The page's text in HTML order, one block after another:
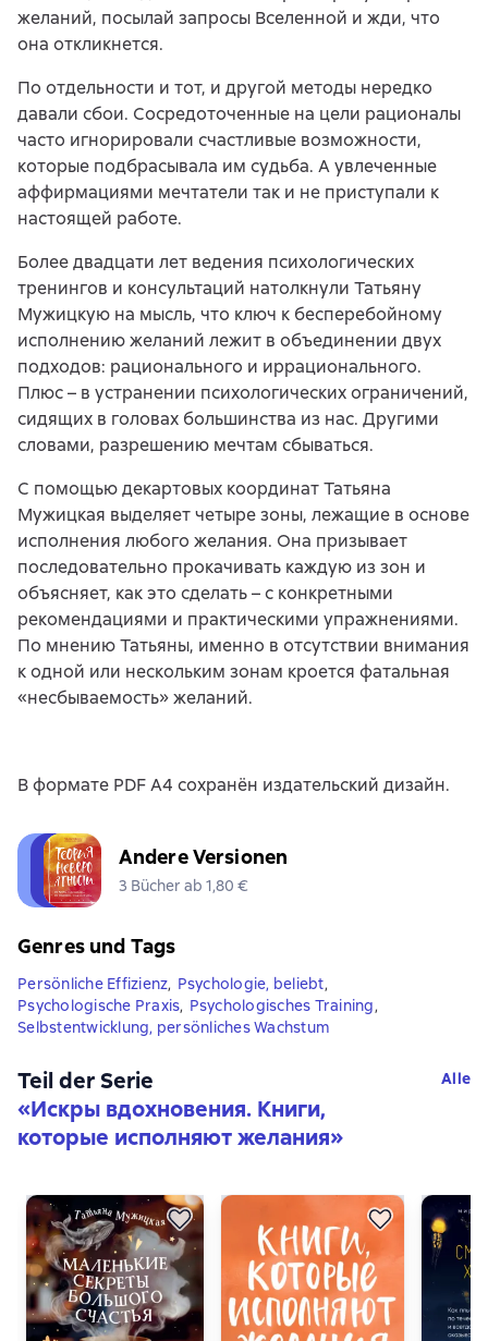
желаний, посылай запросы Вселенной и жди, что
она откликнется.
По отдельности и тот, и другой методы нередко
давали сбои. Сосредоточенные на цели рационалы
часто игнорировали счастливые возможности,
которые подбрасывала им судьба. А увлеченные
аффирмациями мечтатели так и не приступали к
настоящей работе.
Более двадцати лет ведения психологических
тренингов и консультаций натолкнули Татьяну
Мужицкую на мысль, что ключ к бесперебойному
исполнению желаний лежит в объединении двух
подходов: рационального и иррационального.
Плюс – в устранении психологических ограничений,
сидящих в головах большинства из нас. Другими
словами, разрешению мечтам сбываться.
С помощью декартовых координат Татьяна
Мужицкая выделяет четыре зоны, лежащие в основе
исполнения любого желания. Она призывает
последовательно прокачивать каждую из зон и
объясняет, как это сделать – с конкретными
рекомендациями и практическими упражнениями.
По мнению Татьяны, именно в отсутствии внимания
к одной или нескольким зонам кроется фатальная
«несбываемость» желаний.
В формате PDF A4 сохранён издательский дизайн.
Andere Versionen
3 Bücher ab 1,80 €
Genres und Tags
Persönliche Effizienz, Psychologie, beliebt,
Psychologische Praxis, Psychologisches Training,
Selbstentwicklung, persönliches Wachstum
Teil der Serie
«Искры вдохновения. Книги,
которые исполняют желания»
Alle